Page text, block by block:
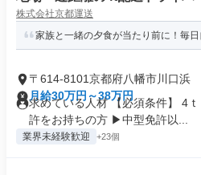
株式会社京都運送
家族と一緒の夕食が当たり前に！毎
〒614-8101京都府八幡市川口浜
月給30万円～38万円
求めている人材 【必須条件】 4
許をお持ちの方 ▶中型免許以...
業界未経験歓迎 +23個